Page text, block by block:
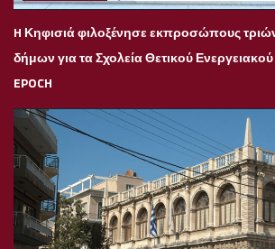
H Κηφισιά φιλοξένησε εκπροσώπους
δήμων για τα Σχολεία Θετικού Ενεργειακού
EPOCH